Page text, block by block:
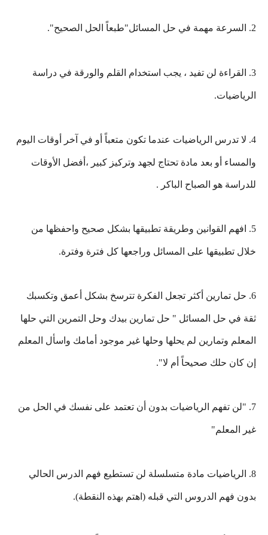
2. السرعة مهمة في حل المسائل"طبعاً الحل الصحيح".
3. القراءة لن تفيد ، يجب استخدام القلم والورقة في دراسة
الرياضيات.
4. لا تدرس الرياضيات عندما تكون متعباً أو في آخر أوقات اليوم
والمساء أو بعد مادة تحتاج لجهد وتركيز كبير ،أفضل الأوقات
للدراسة هو الصباح الباكر .
5. افهم القوانين وطريقة تطبيقها بشكل صحيح واحفظها من
خلال تطبيقها على المسائل وراجعها كل فترة وفترة.
6. حل تمارين أكثر تجعل الفكرة تترسخ بشكل أعمق وتكسبك
ثقة في حل المسائل " حل تمارين بيدك وحل التمرين التي حلها
المعلم وتمارين لم يحلها وحلها غير موجود أمامك واسأل المعلم
إن كان حلك صحيحاً أم لا".
7. "لن تفهم الرياضيات بدون أن تعتمد على نفسك في الحل من
غير المعلم"
8. الرياضيات مادة متسلسلة لن تستطيع فهم الدرس الحالي
بدون فهم الدروس التي قبله (اهتم بهذه النقطة).